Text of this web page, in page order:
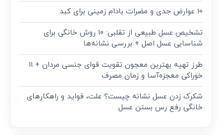
10 عوارض جدی و مضرات بادام زمینی برای کبد
تشخیص عسل طبیعی از تقلبی: ۱۰ روش خانگی برای
شناسایی عسل اصل + بررسی نشانه‌ها
طرز تهیه بهترین معجون تقویت قوای جنسی مردان + ۱۱
خوراکی معجزه‌آسا و زمان مصرف
شکرک زدن عسل نشانه چیست؟ علت، فواید و راهکارهای
خانگی رفع رس بستن عسل